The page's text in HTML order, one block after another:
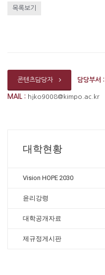
목록보기
콘텐츠담당자 담당부서 :
MAIL : hjko9008@kimpo.ac.kr
대학현황
Vision HOPE 2030
윤리강령
대학공개자료
제규정게시판